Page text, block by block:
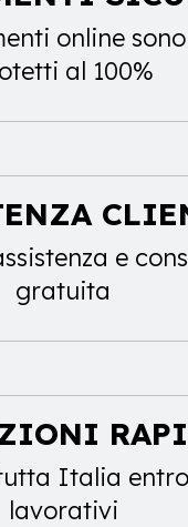
online
al 100%
e
gratuita
Italia
lavorativi